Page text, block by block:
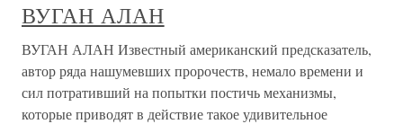
ВУГАН АЛАН
ВУГАН АЛАН Известный американский предсказатель,
автор ряда нашумевших пророчеств, немало времени и
сил потративший на попытки постичь механизмы,
которые приводят в действие такое удивительное